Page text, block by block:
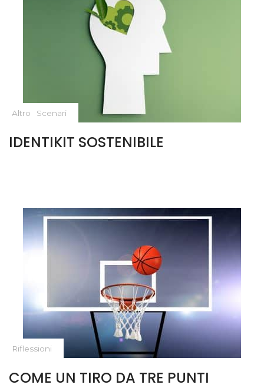
Altro Scenari
IDENTIKIT SOSTENIBILE
Riflessioni
COME UN TIRO DA TRE PUNTI